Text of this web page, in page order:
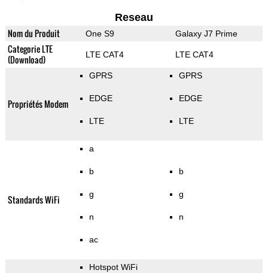
Reseau
Nom du Produit One S9 Galaxy J7 Prime
Categorie LTE
(Download)
LTE CAT4 LTE CAT4
Propriétés Modem
GPRS
EDGE
LTE
GPRS
EDGE
LTE
Standards WiFi
a
b
g
n
ac
b
g
n
Hotspot WiFi